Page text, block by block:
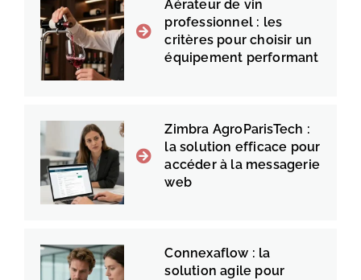
Aérateur de vin
professionnel : les
critères pour choisir un
équipement performant
Zimbra AgroParisTech :
la solution efficace pour
accéder à la messagerie
web
Connexaflow : la
solution agile pour